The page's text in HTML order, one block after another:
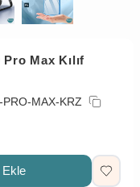
Max Kılıf
MAX-KRZ
Ekle